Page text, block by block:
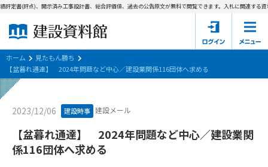
建設資料館とは
東京都の入札資料
国土交通省の入札資料
見たもん勝ち
書(評点)、開示済み工事設計書、総合評価値、過去の公告原文が無料で閲覧できます。入札に関連する資
ホーム
見たもん勝ち
【盆暮れ通達】 2024年問題など中心／建設業関係116団体へ求める
2023/12/06 建設時事 建設メール
【盆暮れ通達】 2024年問題など中心／建設業関
係116団体へ求める
第1条（規約の目的）